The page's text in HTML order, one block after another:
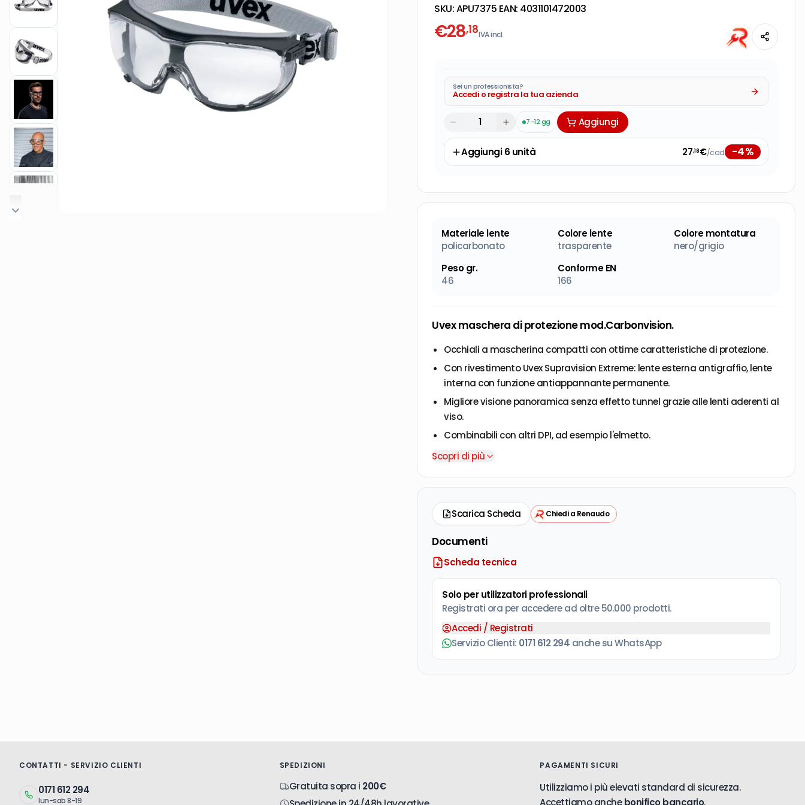
SKU:APU7375 EAN: 4031101472003
€28,18IVA incl.
Sei un professionista?
Accedi o registra la tua azienda
7-12 gg Aggiungi
Aggiungi6 unità 27,18€/cad -4%
Materiale lente
policarbonato
Colore lente
trasparente
Colore montatura
nero/grigio
Peso gr.
46
Conforme EN
166
Uvex maschera di protezione mod.Carbonvision.
Occhiali a mascherina compatti con ottime caratteristiche di protezione.
Con rivestimento Uvex Supravision Extreme: lente esterna antigraffio, lente
interna con funzione antiappannante permanente.
Migliore visione panoramica senza effetto tunnel grazie alle lenti aderenti al
viso.
Combinabili con altri DPI, ad esempio l'elmetto.
Antiappannante ed antigraffio.
Scopri di più
Scarica Scheda Chiedi a Renaudo
Documenti
Scheda tecnica
Solo per utilizzatori professionali
Registrati ora per accedere ad oltre 50.000 prodotti.
Accedi / Registrati
Servizio Clienti: 0171 612 294 anche su WhatsApp
CONTATTI - SERVIZIO CLIENTI
0171 612 294
lun-sab 8-19
SPEDIZIONI
Gratuita sopra i 200€
PAGAMENTI SICURI
Utilizziamo i più elevati standard di sicurezza.
Accettiamo anchebonifico bancario.